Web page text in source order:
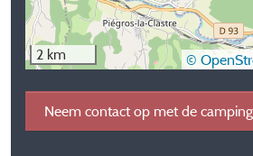
2 km ©
Neem contact op met de camping